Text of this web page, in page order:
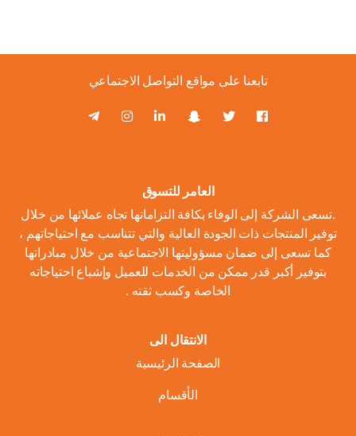
تابعنا على مواقع التواصل الاجتماعي
العامر للتسوق
.تسعى الشركة إلى الوفاء بكافة التزاماتها تجاه عملائها من خلال
توفير المنتجات ذات الجودة العالية والتي تتناسب مع احتياجاتهم ،
كما تسعى إلى ضمان مسؤوليتها الاجتماعية من خلال مبادراتها
بتوفير أكبر قدر ممكن من الخدمات للعميل وإشباع احتياجاته
الخاصة وكسب ثقته .
الانتقال الى
الصفحة الرئيسية
الأقسام